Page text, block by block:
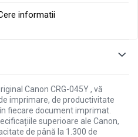
informatii
Canon CRG-045Y , vă
imprimare, de productivitate
fiecare document imprimat.
superioare ale Canon,
de până la 1.300 de